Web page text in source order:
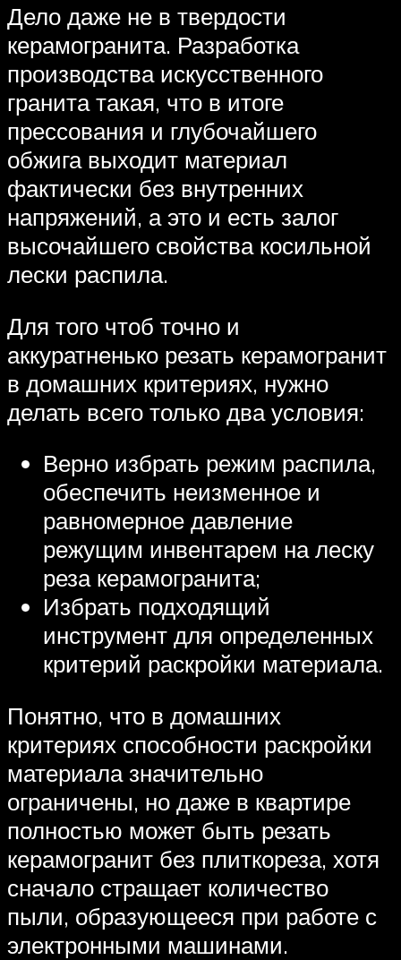
Дело даже не в твердости
керамогранита. Разработка
производства искусственного
гранита такая, что в итоге
прессования и глубочайшего
обжига выходит материал
фактически без внутренних
напряжений, а это и есть залог
высочайшего свойства косильной
лески распила.
Для того чтоб точно и
аккуратненько резать керамогранит
в домашних критериях, нужно
делать всего только два условия:
Верно избрать режим распила,
обеспечить неизменное и
равномерное давление
режущим инвентарем на леску
реза керамогранита;
Избрать подходящий
инструмент для определенных
критерий раскройки материала.
Понятно, что в домашних
критериях способности раскройки
материала значительно
ограничены, но даже в квартире
полностью может быть резать
керамогранит без плиткореза, хотя
сначало стращает количество
пыли, образующееся при работе с
электронными машинами.